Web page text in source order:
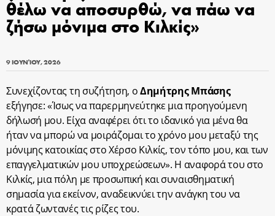
θέλω να αποσυρθώ, να πάω να
ζήσω μόνιμα στο Κιλκίς»
9 ΙΟΥΝΊΟΥ, 2026
Συνεχίζοντας τη συζήτηση, οΔημήτρης Μπάσης
εξήγησε: «Ίσως να παρερμηνεύτηκε μια προηγούμενη
δήλωσή μου. Είχα αναφέρει ότι το ιδανικό για μένα θα
ήταν να μπορώ να μοιράζομαι το χρόνο μου μεταξύ της
μόνιμης κατοικίας στο Χέρσο Κιλκίς, τον τόπο μου, και των
επαγγελματικών μου υποχρεώσεων». Η αναφορά του στο
Κιλκίς, μια πόλη με προσωπική και συναισθηματική
σημασία για εκείνον, αναδεικνύει την ανάγκη του να
κρατά ζωντανές τις ρίζες του.